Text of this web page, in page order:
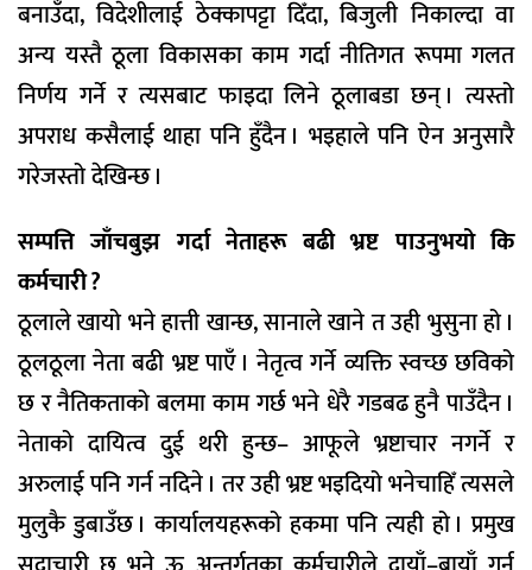
बनाउँदा, विदेशीलाई ठेक्कापट्टा दिँदा, बिजुली निकाल्दा वा
अन्य यस्तै ठूला विकासका काम गर्दा नीतिगत रूपमा गलत
निर्णय गर्ने र त्यसबाट फाइदा लिने ठूलाबडा छन् । त्यस्तो
अपराध कसैलाई थाहा पनि हुँदैन । भइहाले पनि ऐन अनुसारै
गरेजस्तो देखिन्छ ।
सम्पत्ति जाँचबुझ गर्दा नेताहरू बढी भ्रष्ट पाउनुभयो कि
कर्मचारी ?
ठूलाले खायो भने हात्ती खान्छ, सानाले खाने त उही भुसुना हो ।
ठूलठूला नेता बढी भ्रष्ट पाएँ । नेतृत्व गर्ने व्यक्ति स्वच्छ छविको
छ र नैतिकताको बलमा काम गर्छ भने धेरै गडबढ हुनै पाउँदैन ।
नेताको दायित्व दुई थरी हुन्छ– आफूले भ्रष्टाचार नगर्ने र
अरुलाई पनि गर्न नदिने । तर उही भ्रष्ट भइदियो भनेचाहिँ त्यसले
मुलुकै डुबाउँछ । कार्यालयहरूको हकमा पनि त्यही हो । प्रमुख